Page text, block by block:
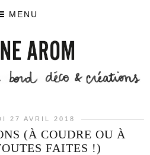
MENU
27 AVRIL 2018
(À COUDRE OU À
FAITES !)